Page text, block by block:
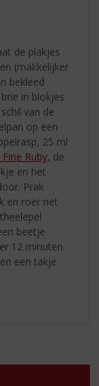
de plakjes
(makkelijker
bekleed
in blokjes
van de
op een
25 ml
Ruby, de
en het
Prak
en roer net
beetje
12 minuten.
een takje